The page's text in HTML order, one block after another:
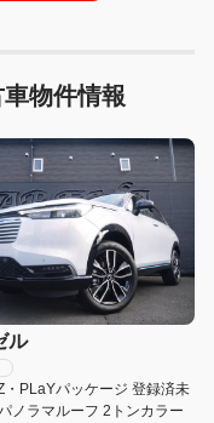
物件情報
ル
・PLaYパッケージ 登録済未
ノラマルーフ 2トンカラー